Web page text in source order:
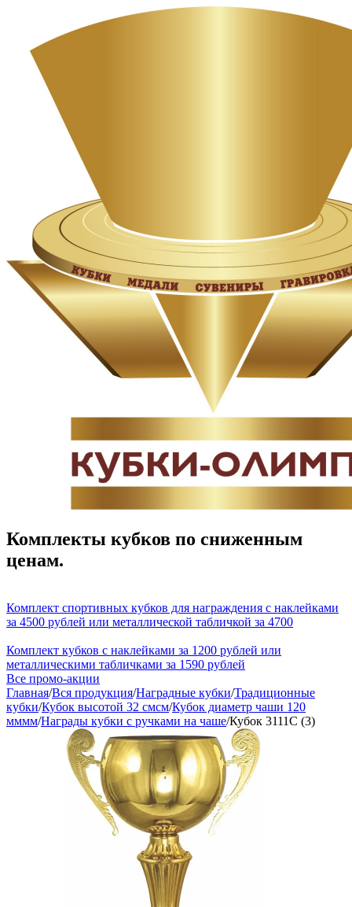
Комплекты кубков по сниженным
ценам.
Комплект спортивных кубков для награждения с наклейками
за 4500 рублей или металлической табличкой за 4700
Комплект кубков с наклейками за 1200 рублей или
металлическими табличками за 1590 рублей
Все промо-акции
Главная/Вся продукция/Наградные кубки/Традиционные
кубки/Кубок высотой 32 смсм/Кубок диаметр чаши 120
мммм/Награды кубки с ручками на чаше/Кубок 3111C (3)